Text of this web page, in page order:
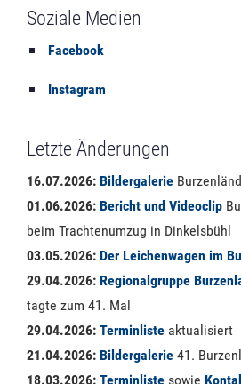
Soziale Medien
Facebook
Instagram
Letzte Änderungen
16.07.2026: Bildergalerie
01.06.2026: Bericht und Videoclip
beim Trachtenumzug in Dinkelsbühl
03.05.2026: Der Leichenwagen im
29.04.2026: Regionalgruppe
tagte zum 41. Mal
29.04.2026: Terminliste aktualisiert
21.04.2026: Bildergalerie 41.
18.03.2026: Terminliste sowie